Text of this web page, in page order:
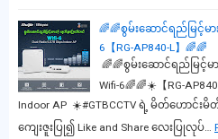
🌈🌈စွမ်းဆောင်ရည်မြင့်
6【RG-AP840-L】🌈🌈
🌈🌈စွမ်းဆောင်ရည်မြင့်
Wifi-6🌈🌈☀️【RG-
Indoor AP ☀️#GTBCCTV ရဲ့ မိတ်ဟောင်းမိတ်
ကျေးဇူးပြု၍ Like and Share လေးပြုလုပ်…